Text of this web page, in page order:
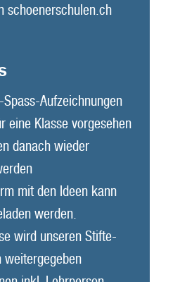
schoenerschulen.ch
Aufzeichnungen
eine Klasse vorgesehen
danach wieder
mit den Ideen kann
werden.
wird unseren Stifte-
weitergegeben